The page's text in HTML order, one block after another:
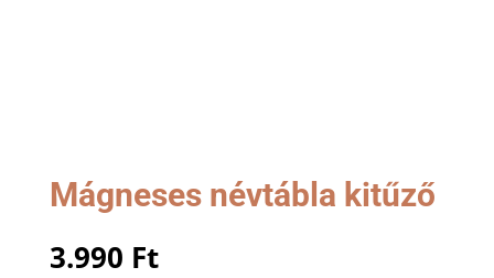
Mágneses névtábla kitűző
3.990 Ft